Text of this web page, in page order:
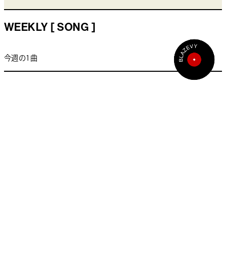
WEEKLY [ SONG ]
今週の1曲